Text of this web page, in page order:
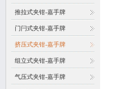
推拉式夹钳-嘉手牌
门闩式夹钳-嘉手牌
挤压式夹钳-嘉手牌
组立式夹钳-嘉手牌
气压式夹钳-嘉手牌